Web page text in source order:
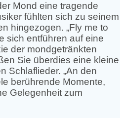
Mond eine tragende
fühlten sich zu seinem
hingezogen. „Fly me to
sich entführen auf eine
der mondgetränkten
Sie überdies eine kleine
Schlaflieder. „An den
berührende Momente,
Gelegenheit zum